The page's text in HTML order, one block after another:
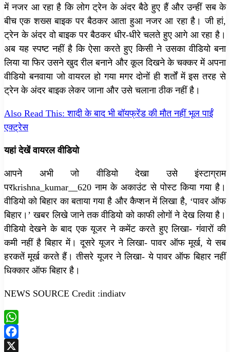
में नजर आ रहा है कि लोग ट्रेन के अंदर बैठे हुए हैं और उन्हीं सब के
बीच एक शख्स बाइक पर बैठकर आता हुआ नजर आ रहा है। जी हां,
ट्रेन के अंदर वो बाइक पर बैठकर धीर-धीरे चलते हुए आगे आ रहा है।
अब यह स्पष्ट नहीं है कि ऐसा करते हुए किसी ने उसका वीडियो बना
लिया या फिर उसने खुद रील बनाने और कूल दिखने के चक्कर में अपना
वीडियो बनवाया जो वायरल हो गया मगर दोनों ही शर्तों में इस तरह से
ट्रेन के अंदर बाइक लेकर जाना और उसे चलाना ठीक नहीं है।
Also Read This: शादी के बाद भी बॉयफ्रेंड की मौत नहीं भूल पाईं
एक्ट्रेस
यहां देखें वायरल वीडियो
आपने अभी जो वीडियो देखा उसे इंस्टाग्राम
परkrishna_kumar__620 नाम के अकाउंट से पोस्ट किया गया है।
वीडियो को बिहार का बताया गया है और कैप्शन में लिखा है, ‘पावर ऑफ
बिहार।’ खबर लिखे जाने तक वीडियो को काफी लोगों ने देख लिया है।
वीडियो देखने के बाद एक यूजर ने कमेंट करते हुए लिखा- गंवारों की
कमी नहीं है बिहार में। दूसरे यूजर ने लिखा- पावर ऑफ मूर्ख, ये सब
हरकतें मूर्ख करते हैं। तीसरे यूजर ने लिखा- ये पावर ऑफ बिहार नहीं
धिक्कार ऑफ बिहार है।
NEWS SOURCE Credit :indiatv
WhatsApp
Facebook